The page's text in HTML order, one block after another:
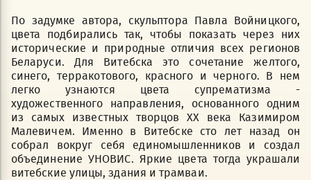
По задумке автора, скульптора Павла Войницкого,
цвета подбирались так, чтобы показать через них
исторические и природные отличия всех регионов
Беларуси. Для Витебска это сочетание желтого,
синего, терракотового, красного и черного. В нем
легко узнаются цвета супрематизма -
художественного направления, основанного одним
из самых известных творцов XX века Казимиром
Малевичем. Именно в Витебске сто лет назад он
собрал вокруг себя единомышленников и создал
объединение УНОВИС. Яркие цвета тогда украшали
витебские улицы, здания и трамваи.